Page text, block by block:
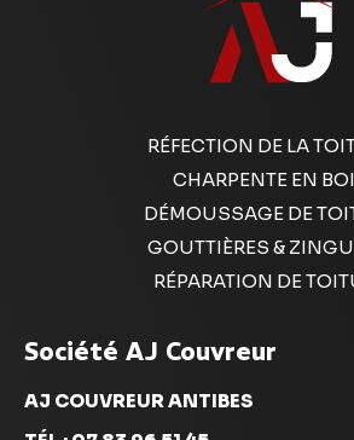
RÉFECTION DE LA
CHARPENTE EN
DÉMOUSSAGE DE
GOUTTIÈRES &
RÉPARATION DE
Société AJ Couvreur
AJ COUVREUR ANTIBES